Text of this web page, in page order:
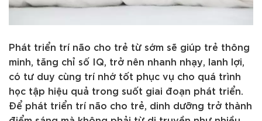
Phát triển trí não cho trẻ từ sớm sẽ giúp trẻ thông
minh, tăng chỉ số IQ, trở nên nhanh nhạy, lanh lợi,
có tư duy cùng trí nhớ tốt phục vụ cho quá trình
học tập hiệu quả trong suốt giai đoạn phát triển.
Để phát triển trí não cho trẻ, dinh dưỡng trở thành